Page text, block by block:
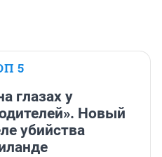
5
глазах у
Новый
убийства